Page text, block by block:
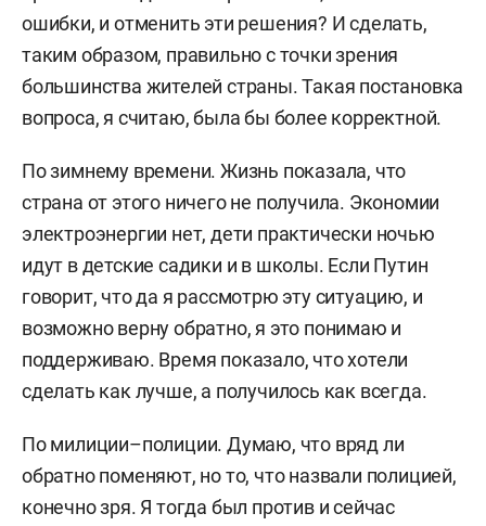
ошибки, и отменить эти решения? И сделать,
таким образом, правильно с точки зрения
большинства жителей страны. Такая постановка
вопроса, я считаю, была бы более корректной.
По зимнему времени. Жизнь показала, что
страна от этого ничего не получила. Экономии
электроэнергии нет, дети практически ночью
идут в детские садики и в школы. Если Путин
говорит, что да я рассмотрю эту ситуацию, и
возможно верну обратно, я это понимаю и
поддерживаю. Время показало, что хотели
сделать как лучше, а получилось как всегда.
По милиции–полиции. Думаю, что вряд ли
обратно поменяют, но то, что назвали полицией,
конечно зря. Я тогда был против и сейчас